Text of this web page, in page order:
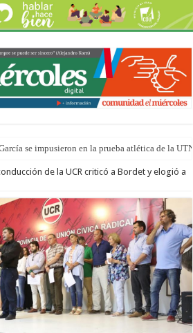
se impusieron en la prueba atlética de la
de la UCR criticó a Bordet y elogió a